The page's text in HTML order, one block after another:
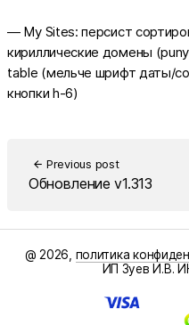
— My Sites: персист
кириллические домены
table (мельче шрифт даты/
кнопки h-6)
arrow_back Previous post
Обновление v1.313
@ 2026, политика
ИП Зуев И.В.